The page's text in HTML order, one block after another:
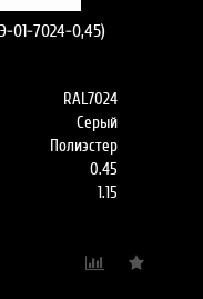
01-7024-0,45)
RAL7024
Серый
Полиэстер
0.45
1.15